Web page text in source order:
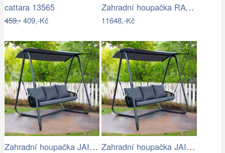
cattara 13565
459,-409,-Kč
Zahradní houpačka RAVENNA
11648,-Kč
Zahradní houpačka JAIRA Tempo Kondela Zahradní houpačka JAIRA Tempo Kondela